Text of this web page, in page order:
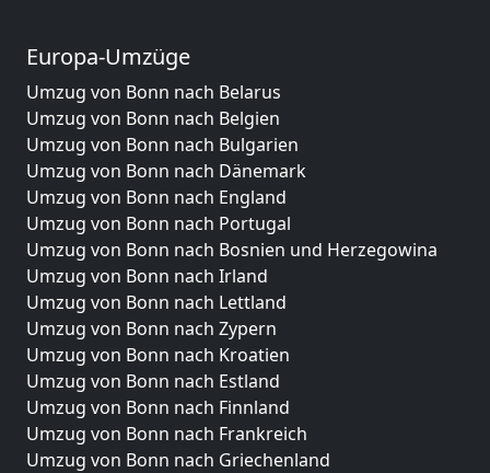
Europa-Umzüge
Umzug von Bonn nach Belarus
Umzug von Bonn nach Belgien
Umzug von Bonn nach Bulgarien
Umzug von Bonn nach Dänemark
Umzug von Bonn nach England
Umzug von Bonn nach Portugal
Umzug von Bonn nach Bosnien und Herzegowina
Umzug von Bonn nach Irland
Umzug von Bonn nach Lettland
Umzug von Bonn nach Zypern
Umzug von Bonn nach Kroatien
Umzug von Bonn nach Estland
Umzug von Bonn nach Finnland
Umzug von Bonn nach Frankreich
Umzug von Bonn nach Griechenland